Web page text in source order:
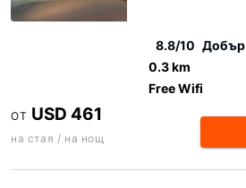
8.8/10 Добър
0.3 km
Free Wifi
ОТ USD 461
на стая / на нощ